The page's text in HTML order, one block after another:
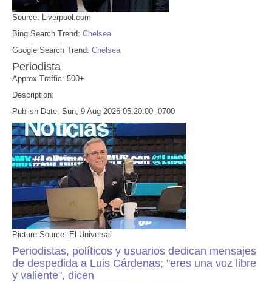
Source: Liverpool.com
Bing Search Trend: Chelsea
Google Search Trend: Chelsea
Periodista
Approx Traffic: 500+
Description:
Publish Date: Sun, 9 Aug 2026 05:20:00 -0700
Picture Source: El Universal
Periodistas, políticos y usuarios dedican mensajes
de despedida a Luis Cárdenas; "eres una voz libre
y valiente", dicen